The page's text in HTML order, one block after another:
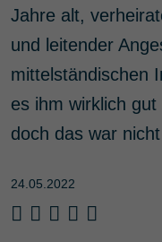
Jahre alt,
und leitender
mittelständischen
es ihm wirklich
doch das war
24.05.2022